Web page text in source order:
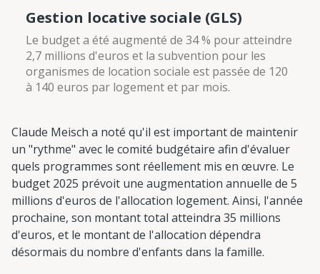
Gestion locative sociale (GLS)
Le budget a été augmenté de 34 % pour atteindre
2,7 millions d'euros et la subvention pour les
organismes de location sociale est passée de 120
à 140 euros par logement et par mois.
Claude Meisch a noté qu'il est important de maintenir
un "rythme" avec le comité budgétaire afin d'évaluer
quels programmes sont réellement mis en œuvre. Le
budget 2025 prévoit une augmentation annuelle de 5
millions d'euros de l'allocation logement. Ainsi, l'année
prochaine, son montant total atteindra 35 millions
d'euros, et le montant de l'allocation dépendra
désormais du nombre d'enfants dans la famille.